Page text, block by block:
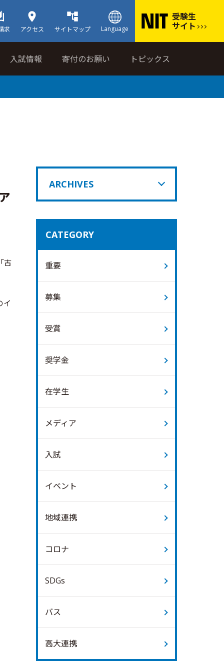
求 アクセス サイトマップ Language
受験生
サイト
入試情報 寄付のお願い トピックス
古
イ
ARCHIVES
CATEGORY
重要
募集
受賞
奨学金
在学生
メディア
入試
イベント
地域連携
コロナ
SDGs
バス
高大連携